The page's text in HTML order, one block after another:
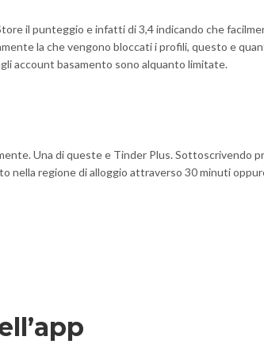
il punteggio e infatti di 3,4 indicando che
la che vengono bloccati i profili, questo e
account basamento sono alquanto limitate.
Una di queste e Tinder Plus. Sottoscrivendo
nella regione di alloggio attraverso 30 minuti